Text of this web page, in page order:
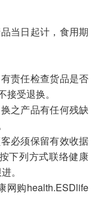
当日起计，食用期
责任检查货品是否
受退换。
之产品有任何残缺
必须保留有效收据
下列方式联络健康
。
网购health.ESDlife